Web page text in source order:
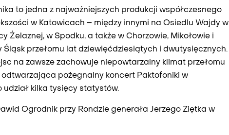
to jedna z najważniejszych produkcji współczesnego
w Katowicach – między innymi na Osiedlu Wajdy w
Żelaznej, w Spodku, a także w Chorzowie, Mikołowie i
Śląsk przełomu lat dziewięćdziesiątych i dwutysięcznych.
na zawsze zachowuje niepowtarzalny klimat przełomu
pożegnalny koncert Paktofoniki w
udział kilka tysięcy statystów.
Ogrodnik przy Rondzie generała Jerzego Ziętka w